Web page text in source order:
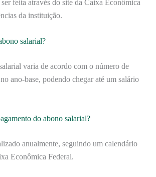
feita através do site da Caixa Econômica
da instituição.
salarial?
varia de acordo com o número de
ano-base, podendo chegar até um salário
do abono salarial?
anualmente, seguindo um calendário
Econômica Federal.